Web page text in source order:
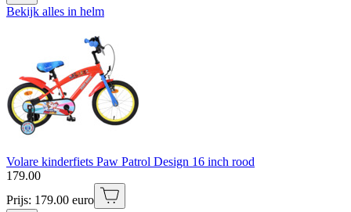
Bekijk alles in helm
Volare kinderfiets Paw Patrol Design 16 inch rood
179.00
Prijs: 179.00 euro